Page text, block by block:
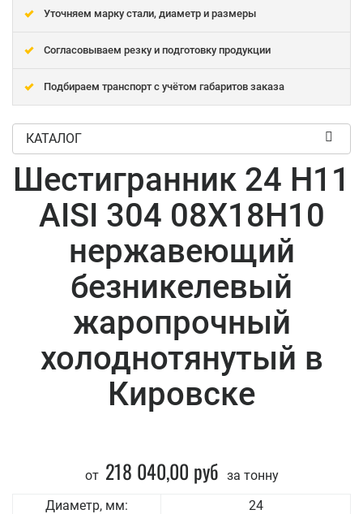
Уточняем марку стали, диаметр и размеры
Согласовываем резку и подготовку продукции
Подбираем транспорт с учётом габаритов заказа
КАТАЛОГ
Шестигранник 24 H11
AISI 304 08Х18Н10
нержавеющий
безникелевый
жаропрочный
холоднотянутый в
Кировске
от 218 040,00 руб за тонну
Диаметр, мм:
24